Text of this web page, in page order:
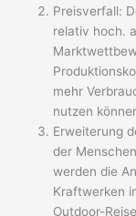
Preisverfall:
relativ hoch.
mehr
nutzen
Erweiterung
der
werden die
Kraftwerken
Outdoor-